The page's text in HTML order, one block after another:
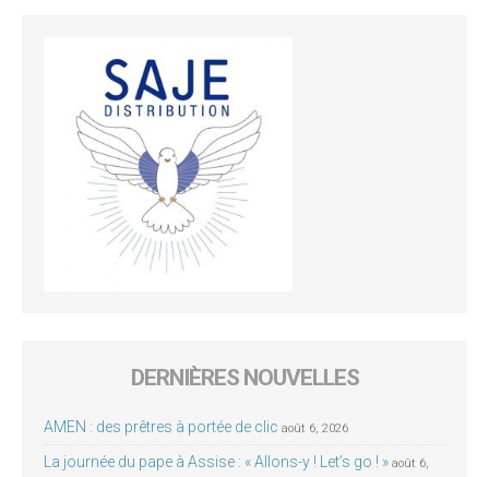
DERNIÈRES NOUVELLES
AMEN : des prêtres à portée de clic août 6, 2026
La journée du pape à Assise : « Allons-y ! Let’s go ! » août 6,